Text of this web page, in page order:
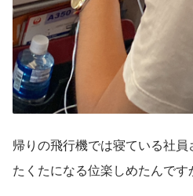
帰りの飛行機では寝ている社員
たくたになる位楽しめたんです